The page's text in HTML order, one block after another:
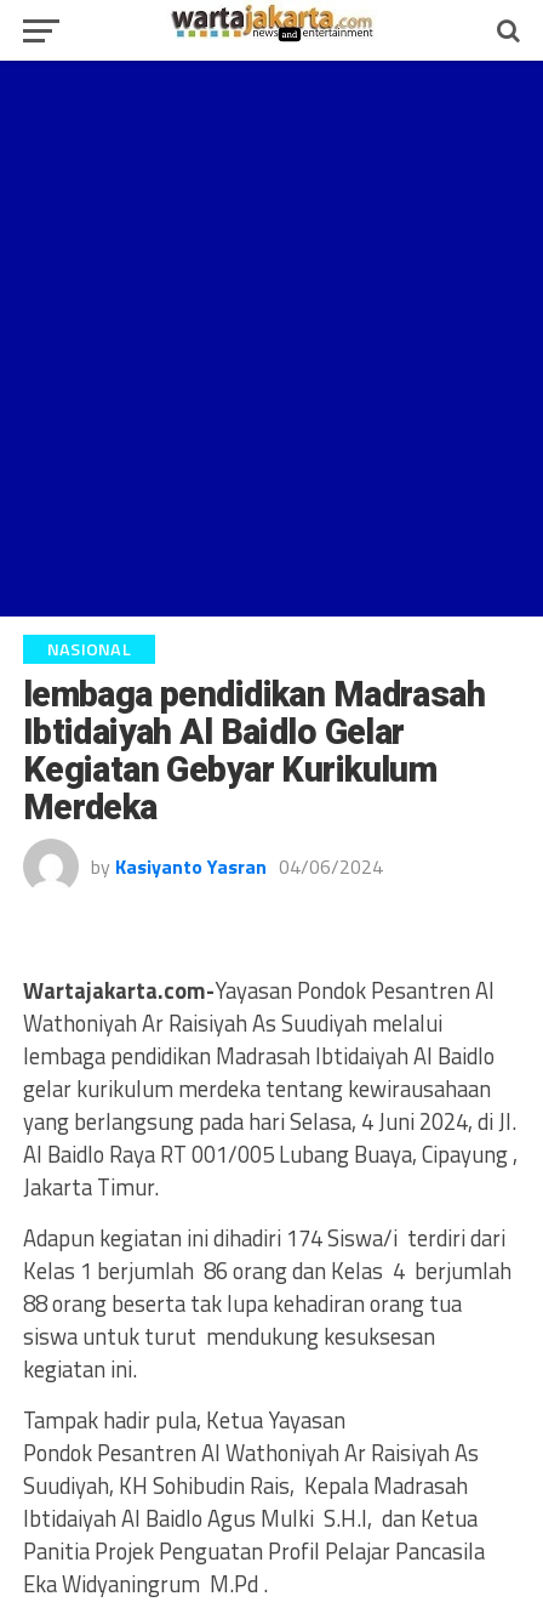
NASIONAL
lembaga pendidikan Madrasah
Ibtidaiyah Al Baidlo Gelar
Kegiatan Gebyar Kurikulum
Merdeka
by Kasiyanto Yasran 04/06/2024
Wartajakarta.com-Yayasan Pondok Pesantren Al
Wathoniyah Ar Raisiyah As Suudiyah melalui
lembaga pendidikan Madrasah Ibtidaiyah Al Baidlo
gelar kurikulum merdeka tentang kewirausahaan
yang berlangsung pada hari Selasa, 4 Juni 2024, di Jl.
Al Baidlo Raya RT 001/005 Lubang Buaya, Cipayung ,
Jakarta Timur.
Adapun kegiatan ini dihadiri 174 Siswa/i terdiri dari
Kelas 1 berjumlah 86 orang dan Kelas 4 berjumlah
88 orang beserta tak lupa kehadiran orang tua
siswa untuk turut mendukung kesuksesan
kegiatan ini.
Tampak hadir pula, Ketua Yayasan
Pondok Pesantren Al Wathoniyah Ar Raisiyah As
Suudiyah, KH Sohibudin Rais, Kepala Madrasah
Ibtidaiyah Al Baidlo Agus Mulki S.H.I, dan Ketua
Panitia Projek Penguatan Profil Pelajar Pancasila
Eka Widyaningrum M.Pd .